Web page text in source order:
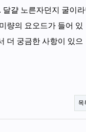
걀 노른자던지 굴이라
량의 요오드가 들어 있
더 궁금한 사항이 있으
목